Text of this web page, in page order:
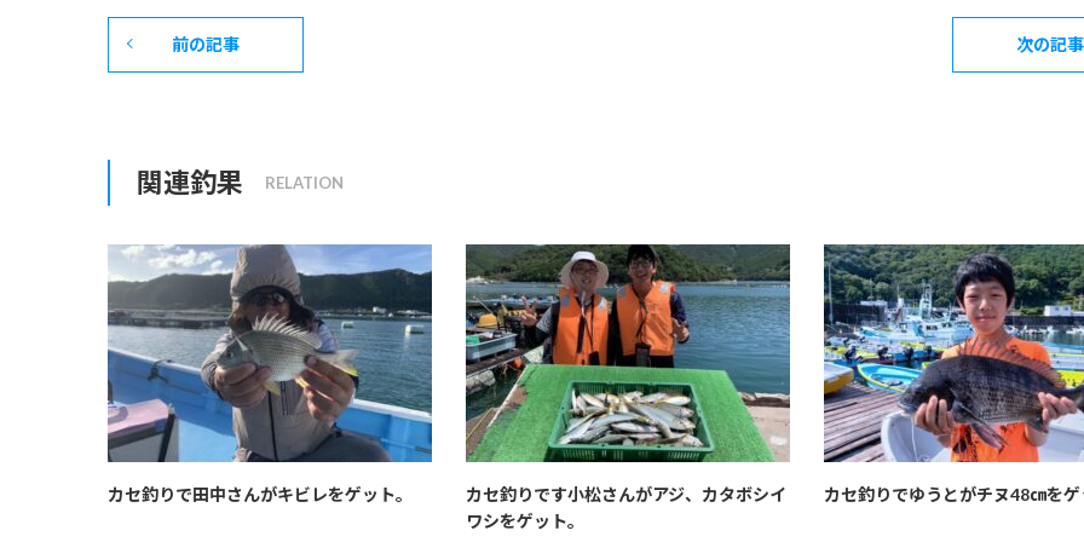
前の記事 次の記事
関連釣果
カセ釣りで田中さんがキビレをゲット。
カセ釣りです小松さんがアジ、カタボシイ
ワシをゲット。
カセ釣りでゆうとがチヌ48㎝を